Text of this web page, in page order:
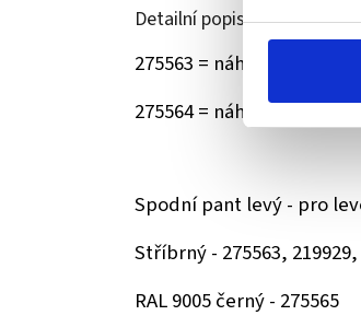
Detailní popis produktu
275563 = náhrada za pant
275564 = náhrada za pant
Spodní pant levý - pro
Stříbrný - 275563,
RAL 9005 černý - 275565